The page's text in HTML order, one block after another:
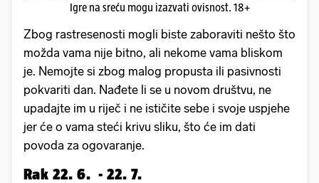
Igre na sreću mogu izazvati ovisnost. 18+
Zbog rastresenosti mogli biste zaboraviti nešto što
možda vama nije bitno, ali nekome vama bliskom
je. Nemojte si zbog malog propusta ili pasivnosti
pokvariti dan. Nađete li se u novom društvu, ne
upadajte im u riječ i ne ističite sebe i svoje uspjehe
jer će o vama steći krivu sliku, što će im dati
povoda za ogovaranje.
Rak 22. 6. - 22. 7.